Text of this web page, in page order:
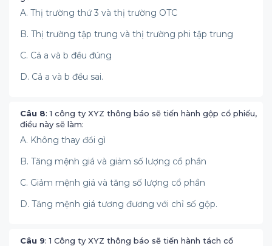
A. Thị trường thứ 3 và thị trường OTC
B. Thị trường tập trung và thị trường phi tập trung
C. Cả a và b đều đúng
D. Cả a và b đều sai.
Câu 8: 1 công ty XYZ thông báo sẽ tiến hành gộp cổ phiếu,
điều này sẽ làm:
A. Không thay đổi gì
B. Tăng mệnh giá và giảm số lượng cổ phần
C. Giảm mệnh giá và tăng số lượng cổ phần
D. Tăng mệnh giá tương đương với chỉ số gộp.
Câu 9: 1 Công ty XYZ thông báo sẽ tiến hành tách cổ